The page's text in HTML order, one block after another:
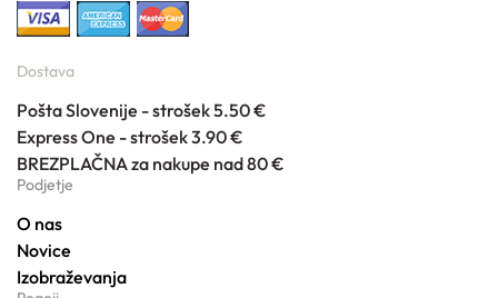
Dostava
Pošta Slovenije - strošek 5.50 €
Express One - strošek 3.90 €
BREZPLAČNA za nakupe nad 80 €
Podjetje
O nas
Novice
Izobraževanja